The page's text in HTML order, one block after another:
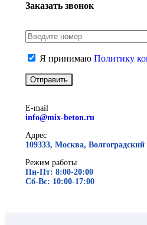
Заказать звонок
Я принимаю Политику
E-mail
info@mix-beton.ru
Адрес
109333, Москва, Волгоградский
Режим работы
Пн-Пт: 8:00-20:00
Сб-Вс: 10:00-17:00